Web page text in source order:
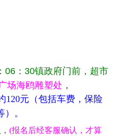
06：30镇政府门前，超市
场海鸥雕塑处 ，
元（包括车费，保险
。
(报名后经客服确认，才算